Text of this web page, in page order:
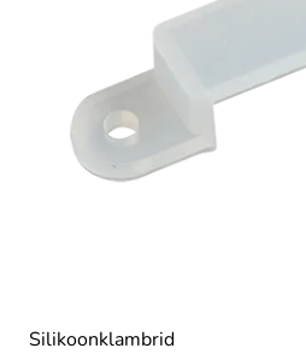
Silikoonklambrid